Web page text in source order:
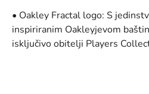
• Oakley Fractal logo: S
inspiriranim Oakleyjevom
isključivo obitelji Players